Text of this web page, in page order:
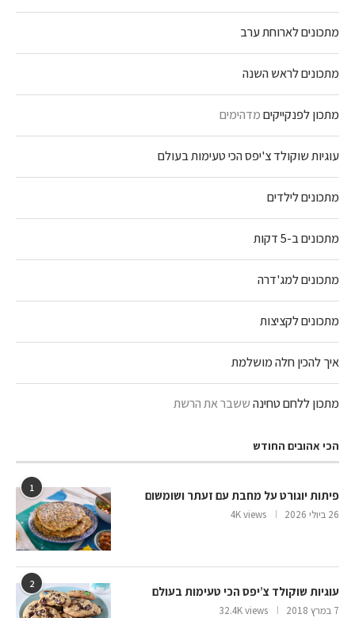
מתכונים לארוחת ערב
מתכונים לראש השנה
מתכון לפנקייקיםמדהימים
עוגיות שוקולד צ'יפס הכי טעימות בעולם
מתכונים לילדים
מתכונים ב-5 דקות
מתכונים למג'דרה
מתכונים לקציצות
איך להכין חלה מושלמת
מתכון ללחם טחינהששבר את הרשת
הכי אהובים החודש
1
פיתות יוגורט על מחבת עם זעתר ושומשום
26 ביולי 2026 4K views
2
עוגיות שוקולד צ’יפס הכי טעימות בעולם
7 במרץ 2018 32.4K views